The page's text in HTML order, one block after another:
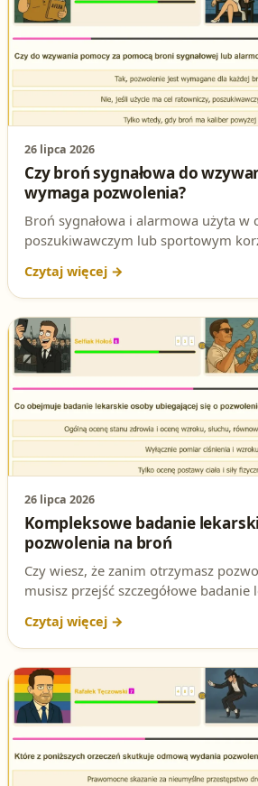
26 lipca 2026
Czy broń sygnałowa do
wymaga pozwolenia?
Broń sygnałowa i alarmowa użyta w
poszukiwawczym lub sportowym
pozwolenia. Sprawdź, co mówi
– to pytanie regularnie pojawia się
patent strzelecki.
26 lipca 2026
Kompleksowe badanie
pozwolenia na broń
Czy wiesz, że zanim otrzymasz
musisz przejść szczegółowe badanie
zdolność do bezpiecznego
artykule dowiesz się, co dokładnie
jak się do niego przygotować.
przygodę z egzaminem na patent